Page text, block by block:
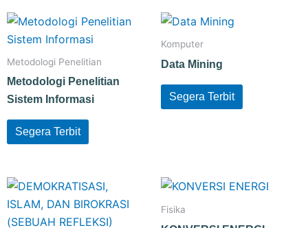
Metodologi Penelitian
Metodologi Penelitian
Sistem Informasi
Segera Terbit
Komputer
Data Mining
Segera Terbit
Fisika